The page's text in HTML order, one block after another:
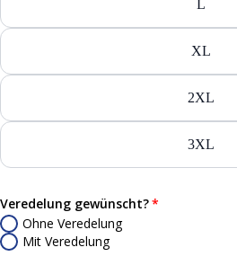
L
XL
2XL
3XL
Veredelung gewünscht?
Ohne Veredelung
Mit Veredelung